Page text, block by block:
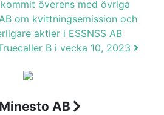
kommit överens med övriga
om kvittningsemission och
aktier i ESSNSS AB
B i vecka 10, 2023
AB